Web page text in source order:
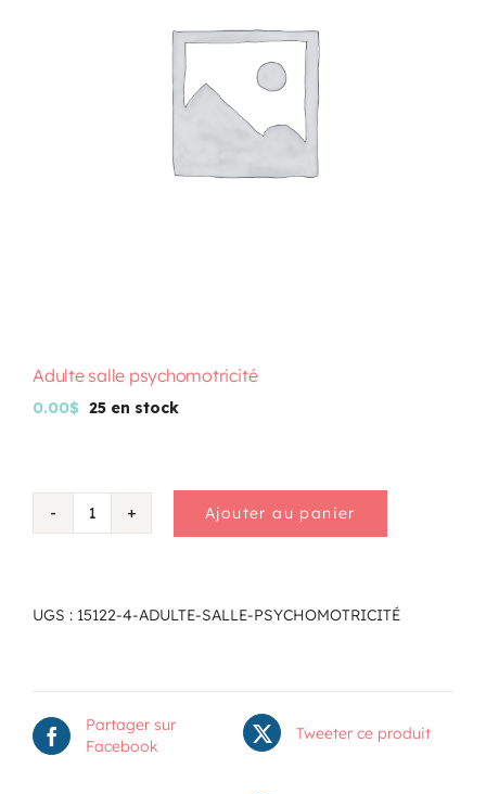
Adulte salle psychomotricité
0.00$ 25 en stock
quantité
psychomotricité
Ajouter au panier
UGS : 15122-4-ADULTE-SALLE-PSYCHOMOTRICITÉ
Partager sur
Facebook
Tweeter ce produit